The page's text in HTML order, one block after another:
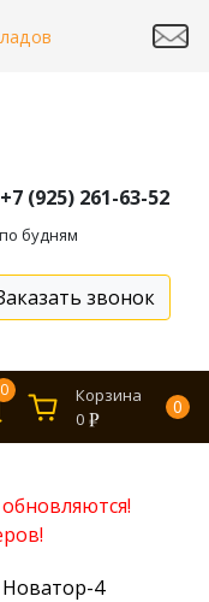
+7 (925) 261-63-52
будням
звонок
0
Корзина
0
0
4